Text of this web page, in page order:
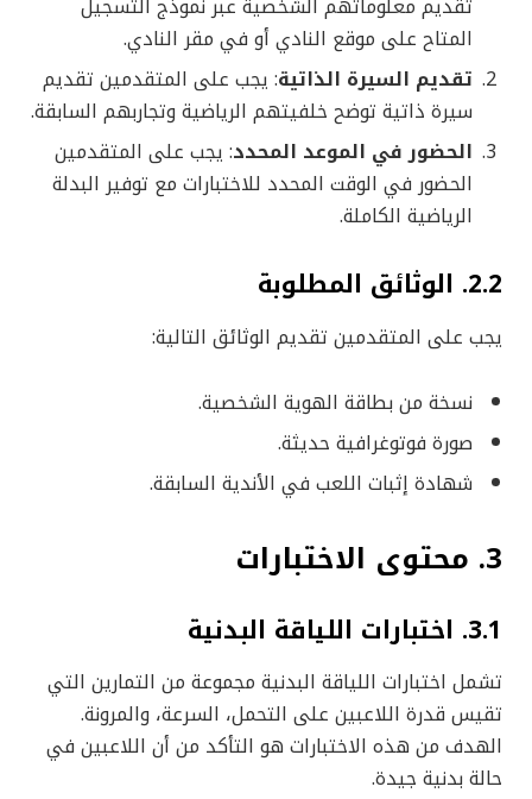
تقديم معلوماتهم الشخصية عبر نموذج التسجيل
المتاح على موقع النادي أو في مقر النادي.
تقديم السيرة الذاتية: يجب على المتقدمين تقديم
سيرة ذاتية توضح خلفيتهم الرياضية وتجاربهم السابقة.
الحضور في الموعد المحدد: يجب على المتقدمين
الحضور في الوقت المحدد للاختبارات مع توفير البدلة
الرياضية الكاملة.
2.2. الوثائق المطلوبة
يجب على المتقدمين تقديم الوثائق التالية:
نسخة من بطاقة الهوية الشخصية.
صورة فوتوغرافية حديثة.
شهادة إثبات اللعب في الأندية السابقة.
3. محتوى الاختبارات
3.1. اختبارات اللياقة البدنية
تشمل اختبارات اللياقة البدنية مجموعة من التمارين التي
تقيس قدرة اللاعبين على التحمل، السرعة، والمرونة.
الهدف من هذه الاختبارات هو التأكد من أن اللاعبين في
حالة بدنية جيدة.